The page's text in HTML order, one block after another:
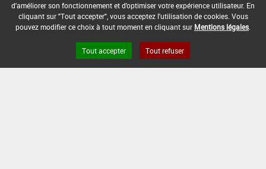
DOSE
MAX
NOMBRE MAX
D'APPLICATION
STADE
D'APPLICATION
DÉLAIS
AVANT
RÉCOLTE
ZNT
AQUATIQUE
2 Jour
d'améliorer son fonctionnement et d'optimiser votre expérience utilisateur. En
cliquant sur "Tout accepter", vous acceptez l'utilisation de cookies. Vous
pouvez modifier ce choix à tout moment en cliquant sur Mentions légales
Tout accepter Tout refuser